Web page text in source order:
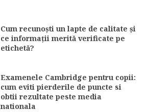
Cum recunoști un lapte de calitate și
ce informații merită verificate pe
etichetă?
Examenele Cambridge pentru copii:
cum eviti pierderile de puncte si
obtii rezultate peste media
nationala